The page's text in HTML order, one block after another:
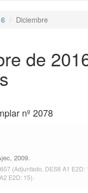
Diciembre
de
nº 2078
, 2009.
(Adjuntado, DES6 A1 E2D:
E2D: 15).